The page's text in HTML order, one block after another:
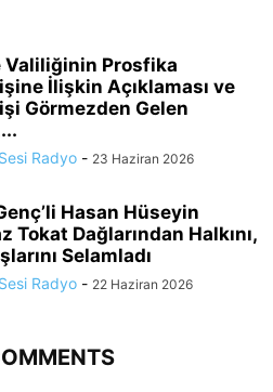
Valiliğinin Prosfika
İlişkin Açıklaması ve
Görmezden Gelen
Radyo - 23 Haziran 2026
Hasan Hüseyin
Tokat Dağlarından Halkını,
Selamladı
Radyo - 22 Haziran 2026